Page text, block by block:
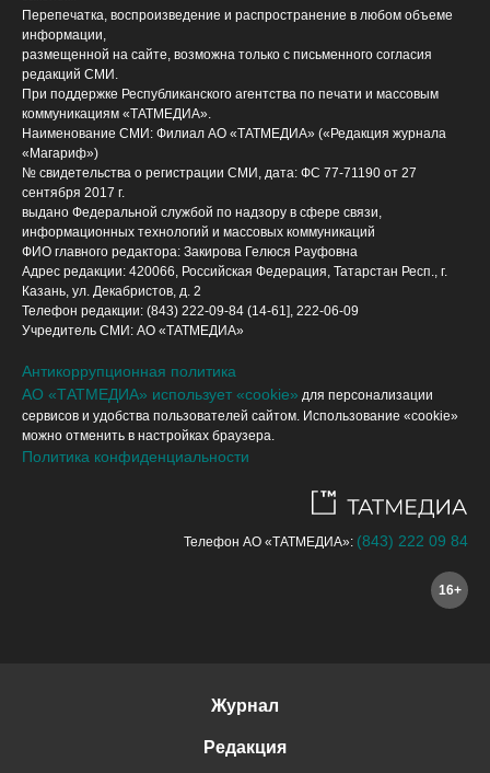
Перепечатка, воспроизведение и распространение в любом объеме
информации,
размещенной на сайте, возможна только с письменного согласия
редакций СМИ.
При поддержке Республиканского агентства по печати и массовым
коммуникациям «ТАТМЕДИА».
Наименование СМИ: Филиал АО «ТАТМЕДИА» («Редакция журнала
«Магариф»)
№ свидетельства о регистрации СМИ, дата: ФС 77-71190 от 27
сентября 2017 г.
выдано Федеральной службой по надзору в сфере связи,
информационных технологий и массовых коммуникаций
ФИО главного редактора: Закирова Гелюся Рауфовна
Адрес редакции: 420066, Российская Федерация, Татарстан Респ., г.
Казань, ул. Декабристов, д. 2
Телефон редакции: (843) 222-09-84 (14-61], 222-06-09
Учредитель СМИ: АО «ТАТМЕДИА»
Антикоррупционная политика
АО «ТАТМЕДИА» использует «cookie» для персонализации
сервисов и удобства пользователей сайтом. Использование «cookie»
можно отменить в настройках браузера.
Политика конфиденциальности
Телефон АО «ТАТМЕДИА»: (843) 222 09 84
16+
Журнал
Редакция